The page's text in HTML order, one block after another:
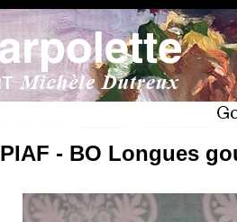
PIAF - BO Longues